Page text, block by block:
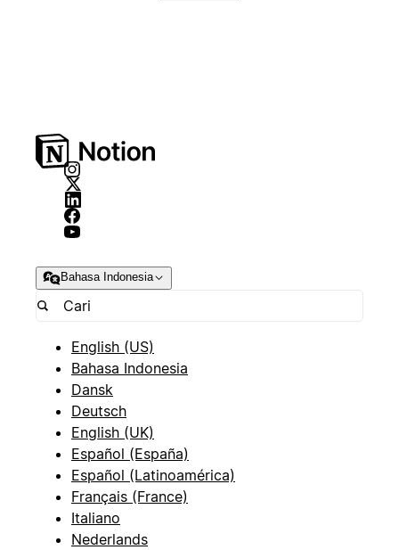
Bahasa Indonesia
English (US)
Bahasa Indonesia
Dansk
Deutsch
English (UK)
Español (España)
Español (Latinoamérica)
Français (France)
Italiano
Nederlands